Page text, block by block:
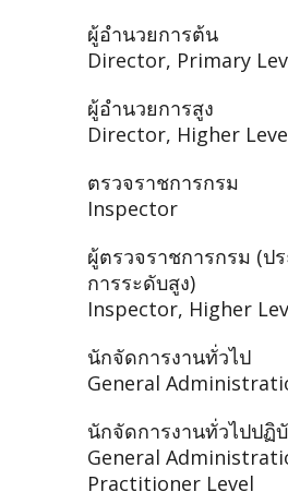
ผู้อำนวยการต้น
Director, Primary
ผู้อำนวยการสูง
Director, Higher
ตรวจราชการกรม
Inspector
ผู้ตรวจราชการกรม (ป
การระดับสูง)
Inspector, Higher
นักจัดการงานทั่วไป
General
นักจัดการงานทั่วไปปฏิ
General
Practitioner Level